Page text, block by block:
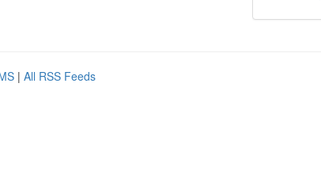
| All RSS Feeds